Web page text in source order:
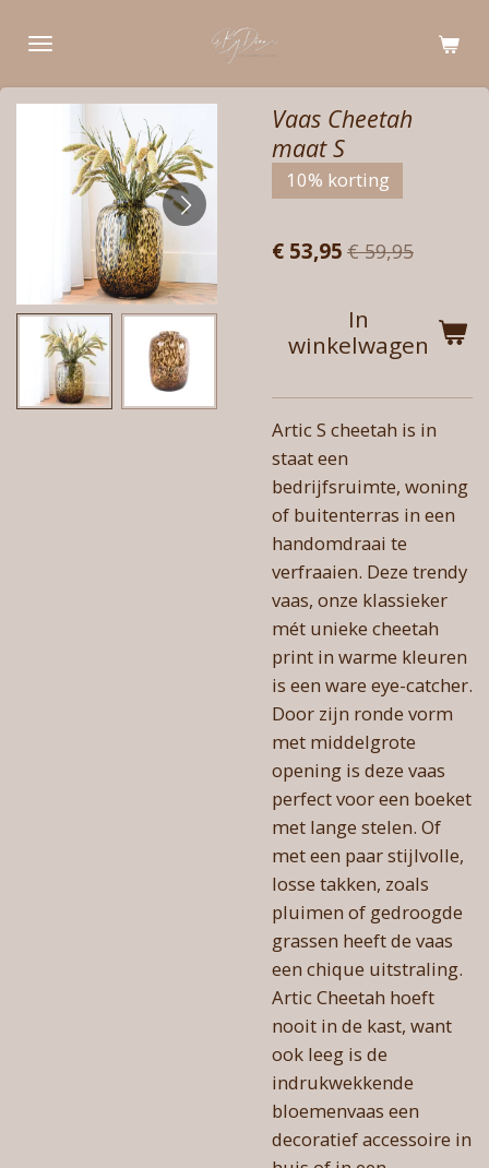
direct
de
hoofdinhoud
Vaas Cheetah
maat S
10% korting
€ 53,95 € 59,95
In
winkelwagen
Artic S cheetah is in
staat een
bedrijfsruimte, woning
of buitenterras in een
handomdraai te
verfraaien. Deze trendy
vaas, onze klassieker
mét unieke cheetah
print in warme kleuren
is een ware eye-catcher.
Door zijn ronde vorm
met middelgrote
opening is deze vaas
perfect voor een boeket
met lange stelen. Of
met een paar stijlvolle,
losse takken, zoals
pluimen of gedroogde
grassen heeft de vaas
een chique uitstraling.
Artic Cheetah hoeft
nooit in de kast, want
ook leeg is de
indrukwekkende
bloemenvaas een
decoratief accessoire in